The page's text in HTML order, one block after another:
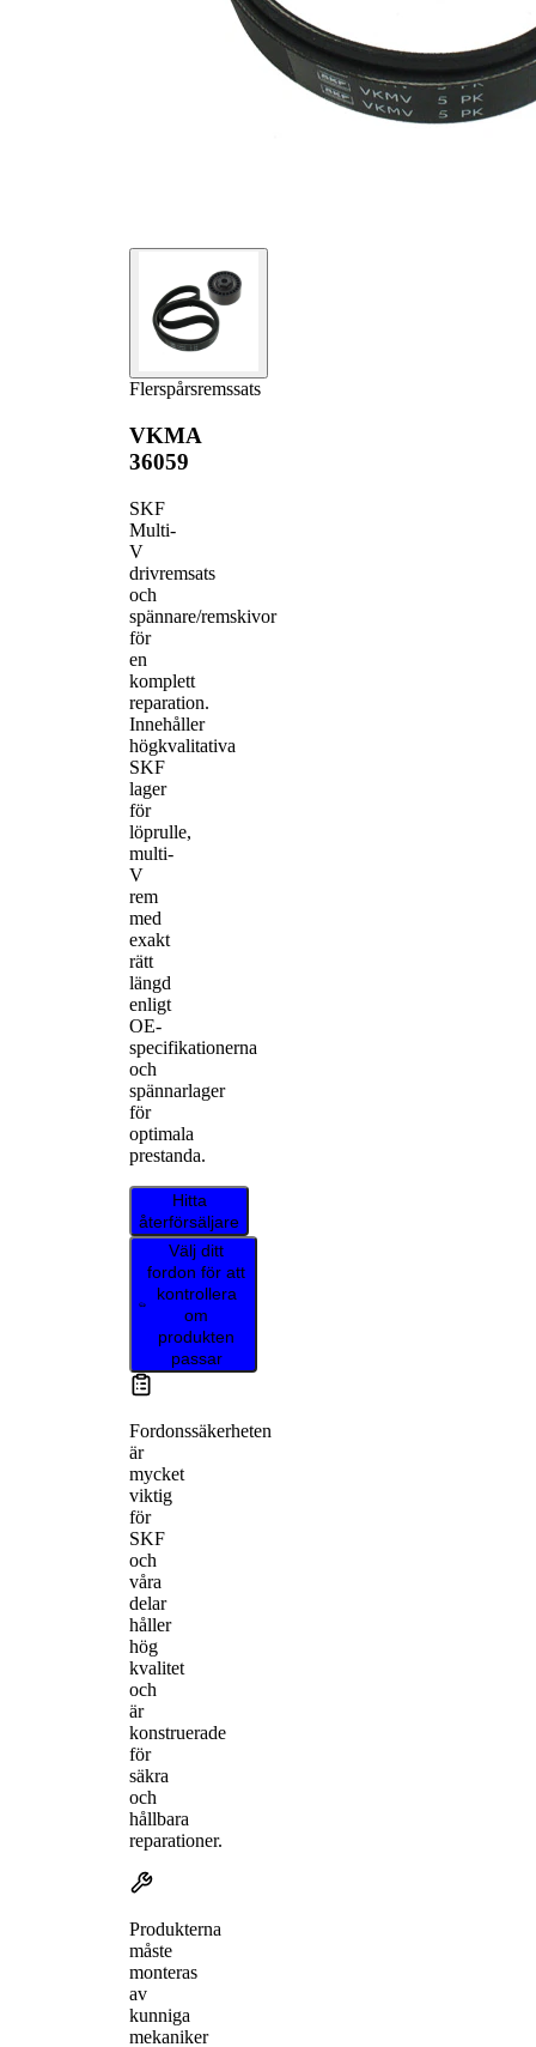
Flerspårsremssats
VKMA
36059
SKF
Multi-
V
drivremsats
och
spännare/remskivor
för
en
komplett
reparation.
Innehåller
högkvalitativa
SKF
lager
för
löprulle,
multi-
V
rem
med
exakt
rätt
längd
enligt
OE-
specifikationerna
och
spännarlager
för
optimala
prestanda.
Hitta
återförsäljare
Välj ditt
fordon för att
kontrollera
om
produkten
passar
Fordonssäkerheten
är
mycket
viktig
för
SKF
och
våra
delar
håller
hög
kvalitet
och
är
konstruerade
för
säkra
och
hållbara
reparationer.
Produkterna
måste
monteras
av
kunniga
mekaniker
Flerspårsrem
VKMV 5PK910